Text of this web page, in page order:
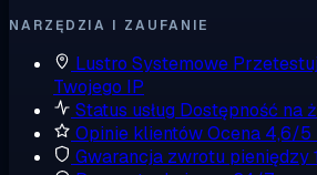
NARZĘDZIA I ZAUFANIE
Lustro Systemowe
Twojego IP
Status usług Dostępność na
Opinie klientówOcena 4,6/
Gwarancja zwrotu pieniędzy